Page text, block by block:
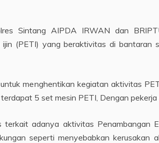
Sintang AIPDA IRWAN dan
(PETI) yang beraktivitas di bantaran
menghentikan kegiatan aktivitas
5 set mesin PETI, Dengan pekerja
terkait adanya aktivitas Penambangan
seperti menyebabkan kerusakan